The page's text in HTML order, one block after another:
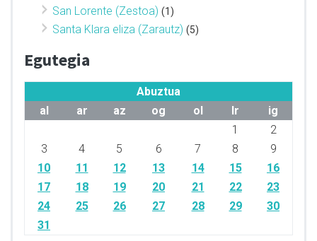
San Lorente (Zestoa) (1)
Santa Klara eliza (Zarautz) (5)
Egutegia
Abuztua
al
ar az og ol lr
ig
1
2
3
4 5 6 7 8
9
10
11 12 13 14 15
16
17
18 19 20 21 22
23
24
25 26 27 28 29
30
31